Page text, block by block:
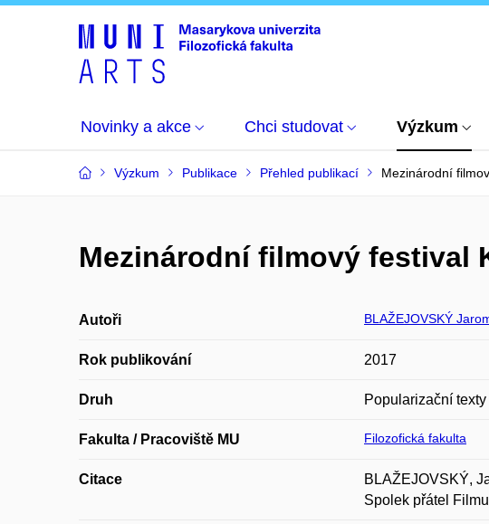
Novinky a akce Chci studovat Výzkum
Výzkum Publikace Přehled publikací Mezinárodní
Mezinárodní filmový festival
Autoři BLAŽEJOVSKÝ
Rok publikování 2017
Druh Popularizační texty
Fakulta / Pracoviště MU Filozofická fakulta
Citace
BLAŽEJOVSKÝ,
Spolek přátel